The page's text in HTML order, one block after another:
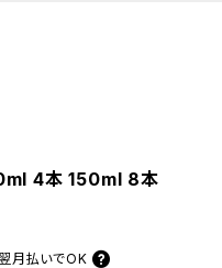
4本 150ml 8本
月払いでOK